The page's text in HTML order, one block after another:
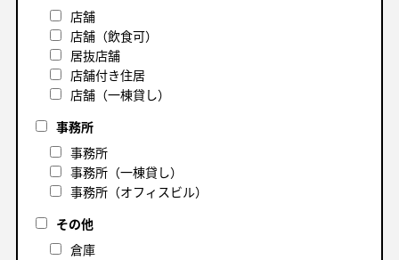
店舗
店舗（飲食可）
居抜店舗
店舗付き住居
店舗（一棟貸し）
事務所
事務所
事務所（一棟貸し）
事務所（オフィスビル）
その他
倉庫